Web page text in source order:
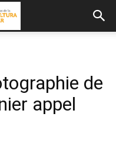
de
appel